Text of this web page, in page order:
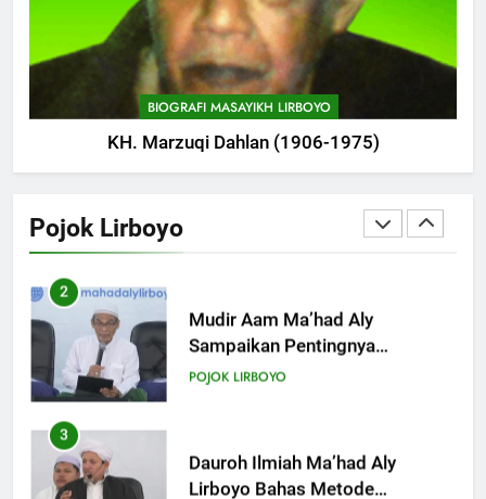
BIOGRAFI MASAYIKH LIRBOYO
KH. Marzuqi Dahlan (1906-1975)
Pojok Lirboyo
Tam-Taman Lirboyo: MHM dan
Ma’had Aly Gelar Koreksian
Kitab Semester Ganjil
POJOK LIRBOYO
Mudir Aam Ma’had Aly
Sampaikan Pentingnya
Mempelajari Ilmu Hadis Dalam
3
Dauroh Ilmiah Ma’had Aly
Lirboyo Bahas Metode
Ahlusunnah dalam
POJOK LIRBOYO
4
Dauroh Ilmiah & Sanadan Kitab
Al-Arbain an-Nawawy bersama